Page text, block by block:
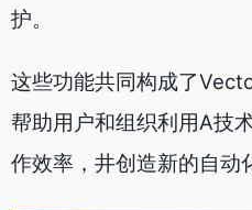
护。
这些功能共同构成了
帮助用户和组织利用A技
作效率，井创造新的自动